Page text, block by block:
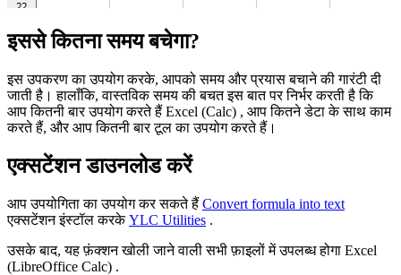
इससे कितना समय बचेगा?
इस उपकरण का उपयोग करके, आपको समय और प्रयास बचाने की गारंटी दी
जाती है। हालाँकि, वास्तविक समय की बचत इस बात पर निर्भर करती है कि
आप कितनी बार उपयोग करते हैं Excel (Calc) , आप कितने डेटा के साथ काम
करते हैं, और आप कितनी बार टूल का उपयोग करते हैं।
एक्सटेंशन डाउनलोड करें
आप उपयोगिता का उपयोग कर सकते हैं Convert formula into text
एक्सटेंशन इंस्टॉल करकेYLC Utilities .
उसके बाद, यह फ़ंक्शन खोली जाने वाली सभी फ़ाइलों में उपलब्ध होगा Excel
(LibreOffice Calc) .